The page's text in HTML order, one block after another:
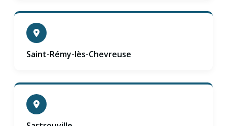
Saint-Rémy-lès-Chevreuse